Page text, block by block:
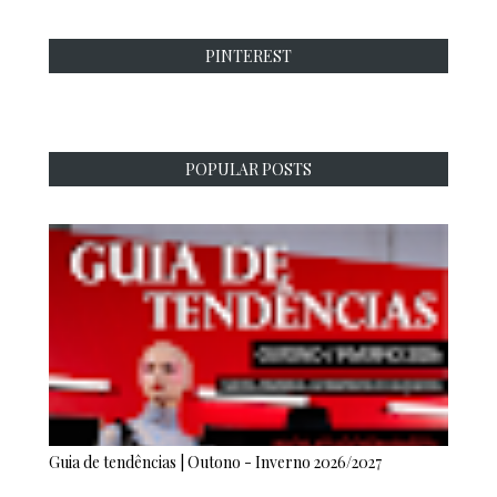
PINTEREST
POPULAR POSTS
Guia de tendências | Outono - Inverno 2026/2027